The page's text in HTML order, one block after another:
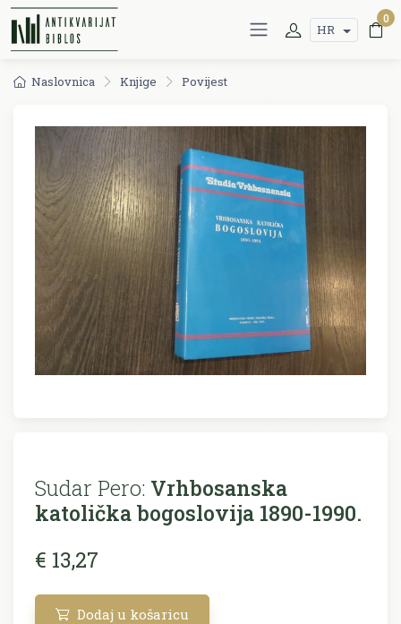
HR
0
Naslovnica Knjige Povijest
Sudar Pero: Vrhbosanska
katolička bogoslovija 1890-1990.
€ 13,27
Dodaj u košaricu